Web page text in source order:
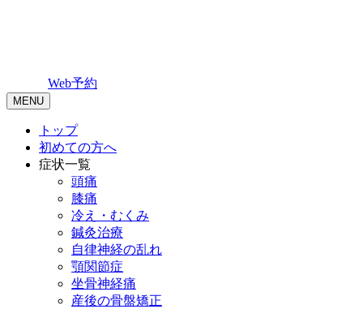
Web予約
MENU
トップ
初めての方へ
症状一覧
頭痛
膝痛
冷え・むくみ
鍼灸治療
自律神経の乱れ
顎関節症
坐骨神経痛
産後の骨盤矯正